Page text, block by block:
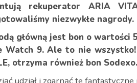
rekuperator ARIA
niezwykłe nagrody.
główną jest bon o wartości
Watch 9. Ale to nie
otrzyma również bon Sodexo.